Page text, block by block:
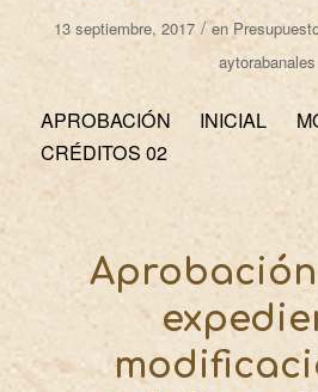
13 septiembre, 2017 / en
aytorabanales
APROBACIÓN INICIAL
CRÉDITOS 02